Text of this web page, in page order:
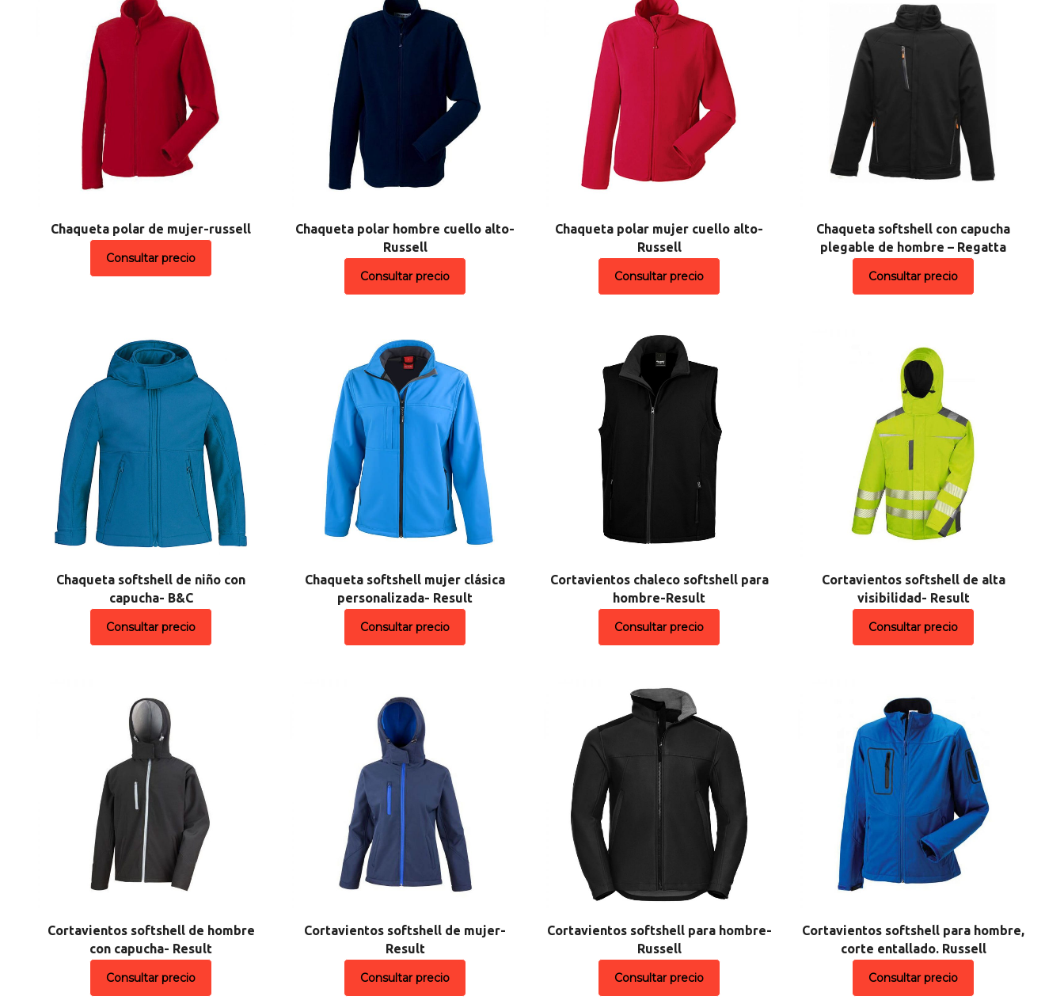
Chaqueta polar de mujer-russell
Consultar precio
Chaqueta polar hombre cuello alto-
Russell
Consultar precio
Chaqueta polar mujer cuello alto-
Russell
Consultar precio
Chaqueta softshell con capucha
plegable de hombre – Regatta
Consultar precio
Chaqueta softshell de niño con
capucha- B&C
Consultar precio
Chaqueta softshell mujer clásica
personalizada- Result
Consultar precio
Cortavientos chaleco softshell para
hombre-Result
Consultar precio
Cortavientos softshell de alta
visibilidad- Result
Consultar precio
Cortavientos softshell de hombre
con capucha- Result
Consultar precio
Cortavientos softshell de mujer-
Result
Consultar precio
Cortavientos softshell para hombre-
Russell
Consultar precio
Cortavientos softshell para hombre,
corte entallado. Russell
Consultar precio